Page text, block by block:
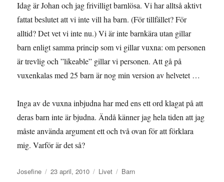
Idag är Johan och jag frivilligt barnlösa. Vi har alltså aktivt
fattat beslutet att vi inte vill ha barn. (För tillfället? För
alltid? Det vet vi inte nu.) Vi är inte barnkära utan gillar
barn enligt samma princip som vi gillar vuxna: om personen
är trevlig och ”likeable” gillar vi personen. Att gå på
vuxenkalas med 25 barn är nog min version av helvetet …
Inga av de vuxna inbjudna har med ens ett ord klagat på att
deras barn inte är bjudna. Ändå känner jag hela tiden att jag
måste använda argument ett och två ovan för att förklara
mig. Varför är det så?
Författare
Josefine
Publicerat
23 april, 2010 Kategorier
Livet Etiketter
Barn